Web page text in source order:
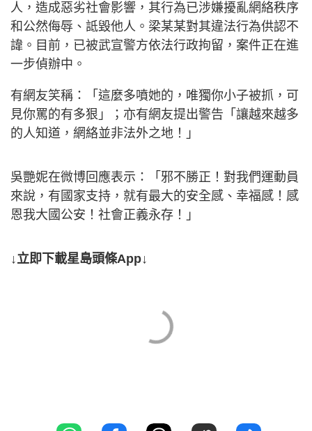
人，造成惡劣社會影響，其行為已涉嫌擾亂網絡秩序
和公然侮辱、詆毀他人。梁某某對其違法行為供認不
諱。目前，已被武宣警方依法行政拘留，案件正在進
一步偵辦中。
有網友笑稱：「這麼多噴她的，唯獨你小子被抓，可
見你罵的有多狠」；亦有網友提出警告「讓越來越多
的人知道，網絡並非法外之地！」
吳艷妮在微博回應表示：「邪不勝正！對我們運動員
來說，有國家支持，就有最大的安全感、幸福感！感
恩我大國公安！社會正義永存！」
↓立即下載星島頭條App↓